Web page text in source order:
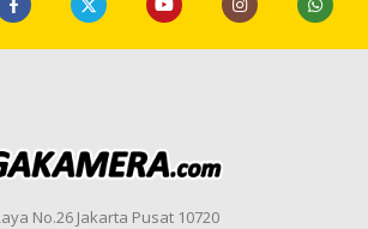
No.26 Jakarta Pusat 10720